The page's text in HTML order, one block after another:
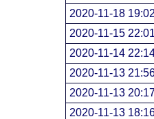
2020-11-18
2020-11-15
2020-11-14
2020-11-13
2020-11-13
2020-11-13